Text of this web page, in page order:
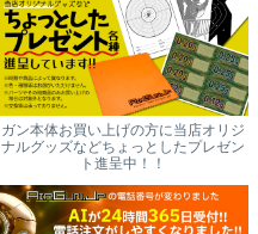
ガン本体お買い上げの方に当店オリジ
ナルグッズなどちょっとしたプレゼン
ト進呈中！！